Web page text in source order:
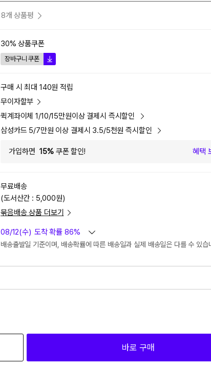
8개 상품평
30% 상품쿠폰
장바구니 쿠폰
구매 시 최대 140원 적립
무이자할부
퀵계좌이체 1/10/15만원이상 결제시 즉시할인
삼성카드 5/7만원 이상 결제시 3.5/5천원 즉시할인
가입하면 15%쿠폰 할인! 혜택
무료배송
(도서산간 : 5,000원)
묶음배송 상품 더보기
08/12(수) 도착 확률 86%
배송출발일 기준이며, 배송확률에 따른 배송일과 실제 배송일은 다를 수 있습
바로 구매